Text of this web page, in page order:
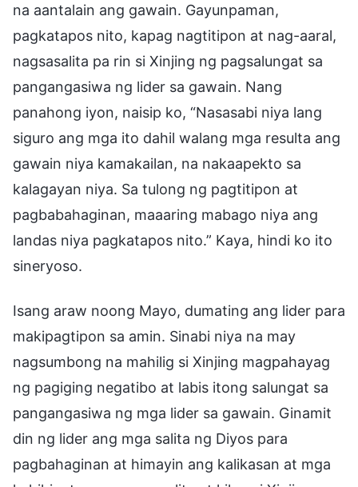
na aantalain ang gawain. Gayunpaman,
pagkatapos nito, kapag nagtitipon at nag-aaral,
nagsasalita pa rin si Xinjing ng pagsalungat sa
pangangasiwa ng lider sa gawain. Nang
panahong iyon, naisip ko, “Nasasabi niya lang
siguro ang mga ito dahil walang mga resulta ang
gawain niya kamakailan, na nakaapekto sa
kalagayan niya. Sa tulong ng pagtitipon at
pagbabahaginan, maaaring mabago niya ang
landas niya pagkatapos nito.” Kaya, hindi ko ito
sineryoso.
Isang araw noong Mayo, dumating ang lider para
makipagtipon sa amin. Sinabi niya na may
nagsumbong na mahilig si Xinjing magpahayag
ng pagiging negatibo at labis itong salungat sa
pangangasiwa ng mga lider sa gawain. Ginamit
din ng lider ang mga salita ng Diyos para
pagbahaginan at himayin ang kalikasan at mga